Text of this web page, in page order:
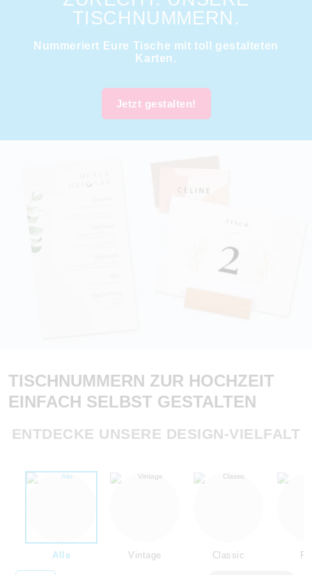
TISCHNUMMERN.
Nummeriert Eure Tische mit toll gestalteten
Karten.
Jetzt gestalten!
TISCHNUMMERN ZUR HOCHZEIT
EINFACH SELBST GESTALTEN
ENTDECKE UNSERE DESIGN-VIELFALT
Alle Vintage Classic